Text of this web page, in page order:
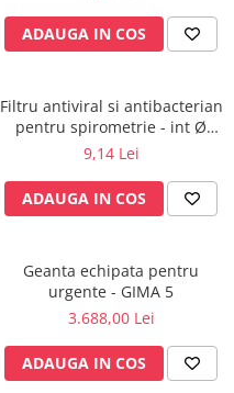
ADAUGA IN COS
Filtru antiviral si antibacterian
pentru spirometrie - int Ø
27,0 x ext Ø 30,0 mm / int Ø
9,14 Lei
ADAUGA IN COS
Geanta echipata pentru
urgente - GIMA 5
3.688,00 Lei
ADAUGA IN COS